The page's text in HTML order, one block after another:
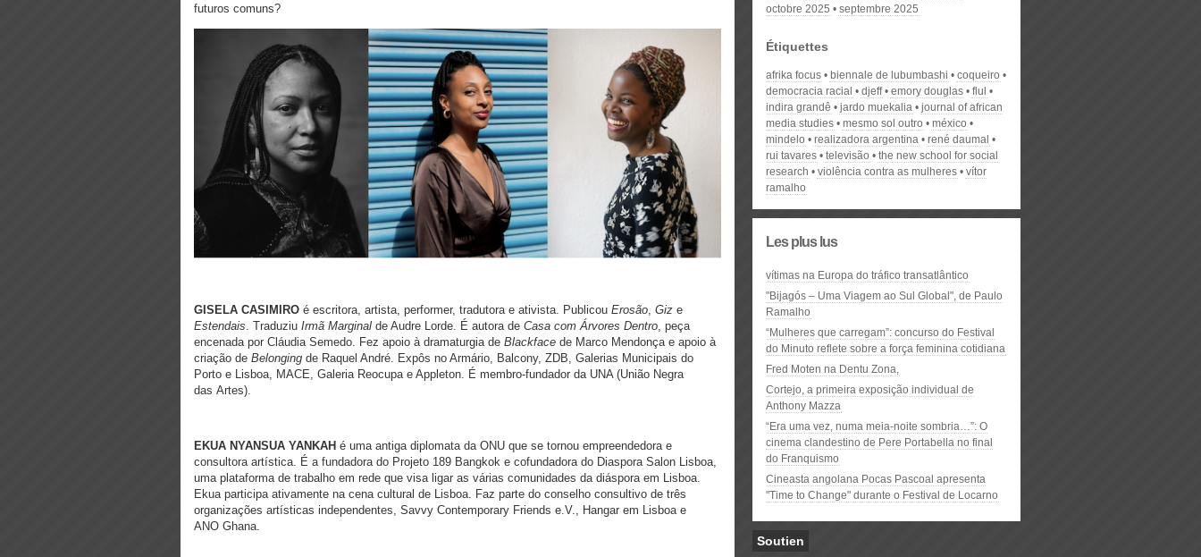
futuros comuns?
GISELA CASIMIRO é escritora, artista, performer, tradutora e ativista. Publicou Erosão, Giz e
Estendais. Traduziu Irmã Marginal de Audre Lorde. É autora de Casa com Árvores Dentro, peça
encenada por Cláudia Semedo. Fez apoio à dramaturgia de Blackface de Marco Mendonça e apoio à
criação de Belonging de Raquel André. Expôs no Armário, Balcony, ZDB, Galerias Municipais do
Porto e Lisboa, MACE, Galeria Reocupa e Appleton. É membro-fundador da UNA (União Negra
das Artes).
EKUA NYANSUA YANKAH é uma antiga diplomata da ONU que se tornou empreendedora e
consultora artística. É a fundadora do Projeto 189 Bangkok e cofundadora do Diaspora Salon Lisboa,
uma plataforma de trabalho em rede que visa ligar as várias comunidades da diáspora em Lisboa.
Ekua participa ativamente na cena cultural de Lisboa. Faz parte do conselho consultivo de três
organizações artísticas independentes, Savvy Contemporary Friends e.V., Hangar em Lisboa e
ANO Ghana.
octobre 2025
septembre 2025
Étiquettes
afrika focus biennale de lubumbashi
coqueiro
democracia racial
djeff emory douglas
flul
indira grandê
jardo muekalia
journal of african
media studies
mesmo sol outro
méxico
mindelo
realizadora argentina
rené daumal
rui tavares
televisão
the new school for social
research
violência contra as mulheres
vítor
ramalho
Les plus lus
vítimas na Europa do tráfico transatlântico
"Bijagós – Uma Viagem ao Sul Global", de Paulo
Ramalho
“Mulheres que carregam”: concurso do Festival
do Minuto reflete sobre a força feminina cotidiana
Fred Moten na Dentu Zona,
Cortejo, a primeira exposição individual de
Anthony Mazza
“Era uma vez, numa meia-noite sombria…”: O
cinema clandestino de Pere Portabella no final
do Franquismo
Cineasta angolana Pocas Pascoal apresenta
"Time to Change" durante o Festival de Locarno
Soutien